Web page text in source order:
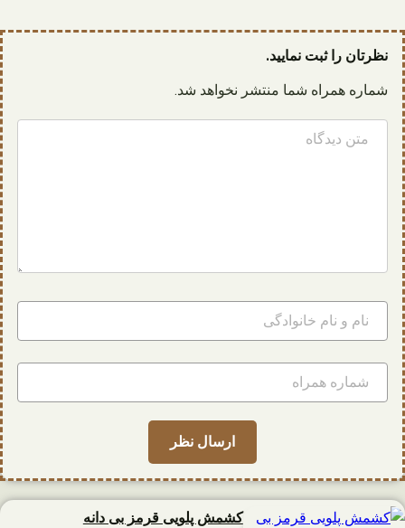
نظرتان را ثبت نمایید.
شماره همراه شما منتشر نخواهد شد.
کشمش پلویی قرمز بی دانه